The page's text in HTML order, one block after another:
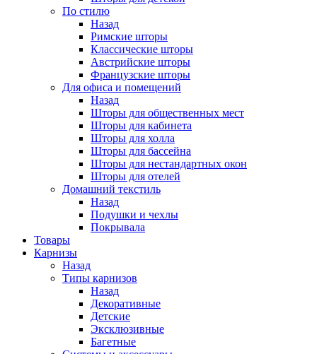
По стилю
Назад
Римские шторы
Классические шторы
Австрийские шторы
Французские шторы
Для офиса и помещений
Назад
Шторы для общественных мест
Шторы для кабинета
Шторы для холла
Шторы для бассейна
Шторы для нестандартных окон
Шторы для отелей
Домашний текстиль
Назад
Подушки и чехлы
Покрывала
Товары
Карнизы
Назад
Типы карнизов
Назад
Декоративные
Детские
Эксклюзивные
Багетные